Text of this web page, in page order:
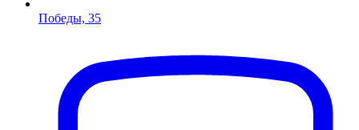
Победы, 35